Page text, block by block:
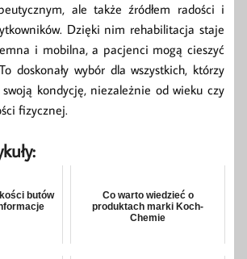
ale także źródłem radości i
Dzięki nim rehabilitacja staje
i mobilna, a pacjenci mogą cieszyć
doskonały wybór dla wszystkich, którzy
kondycję, niezależnie od wieku czy
fizycznej.
butów
Co warto wiedzieć o
produktach marki Koch-
Chemie